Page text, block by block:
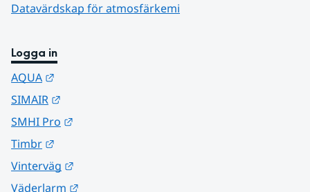
Datavärdskap för atmosfärkemi
Logga in
AQUA
SIMAIR
SMHI Pro
Timbr
Vinterväg
Väderlarm